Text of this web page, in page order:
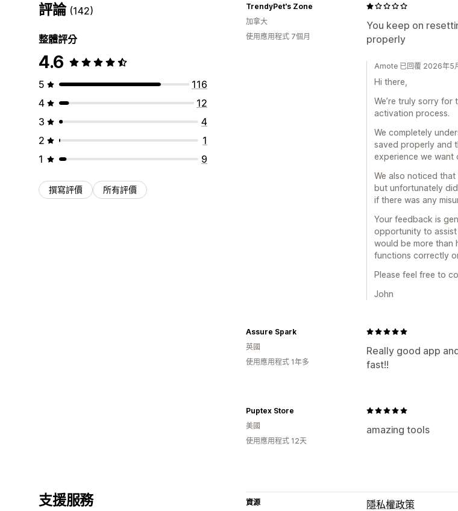
管理折扣
編輯工具
範本 大量
行銷活動
目標設定
銷售內容和建議
保固 運送保障服務
AI 推薦功能 訂閱升
分析
A/B 測試 點閱率 轉
評論 (142)
整體評分
4.6
5
116
4
12
3
4
2
1
1
9
撰寫評價 所有評價
You keep on
properly
TrendyPet's Zone
加拿大
使用應用程式 7個月
Amote 已回覆 2026年5
Hi there,
We’re truly sorry
activation process.
We completely
saved properly and
experience we want
We also noticed
but unfortunately
if there was any
Your feedback is
opportunity to assist
would be more than
functions correctly
Please feel free to
John
Really good app
fast!!
Assure Spark
英國
使用應用程式 1年多
amazing tools
Puptex Store
美國
使用應用程式 12天
支援服務 資源
隱私權政策